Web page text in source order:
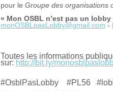
pour le Groupe des organisations
« Mon OSBL n’est pas un lobby
monOSBLpasLobby@gmail.com -
Toutes les informations
sur: http://bit.ly/
#OsblPasLobby #PL56